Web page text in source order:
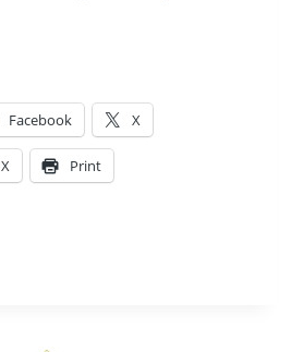
Facebook X
X Print